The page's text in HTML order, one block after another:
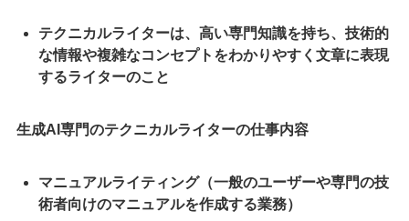
テクニカルライターは、高い専門知識を持ち、技術的
な情報や複雑なコンセプトをわかりやすく文章に表現
するライターのこと
生成AI専門のテクニカルライターの仕事内容
マニュアルライティング（一般のユーザーや専門の技
術者向けのマニュアルを作成する業務）